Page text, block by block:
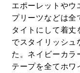
エポーレットやウ
プリーツなどは全
タイトにして着
でスタイリッシュ
た。ネイビーカラ
テープを全てホワ